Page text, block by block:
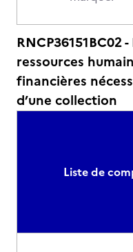
ressources
financières
d’une collection
Liste de